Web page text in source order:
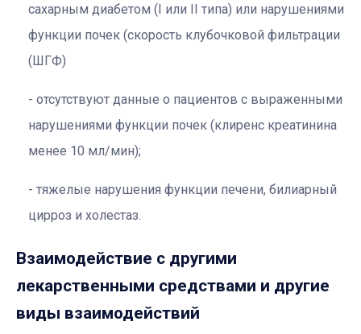
сахарным диабетом (I или II типа) или нарушениями
функции почек (скорость клубочковой фильтрации
(ШГФ)
отсутствуют данные о пациентов с выраженными
нарушениями функции почек (клиренс креатинина
менее 10 мл/мин);
тяжелые нарушения функции печени, билиарный
цирроз и холестаз.
Взаимодействие с другими
лекарственными средствами и другие
виды взаимодействий